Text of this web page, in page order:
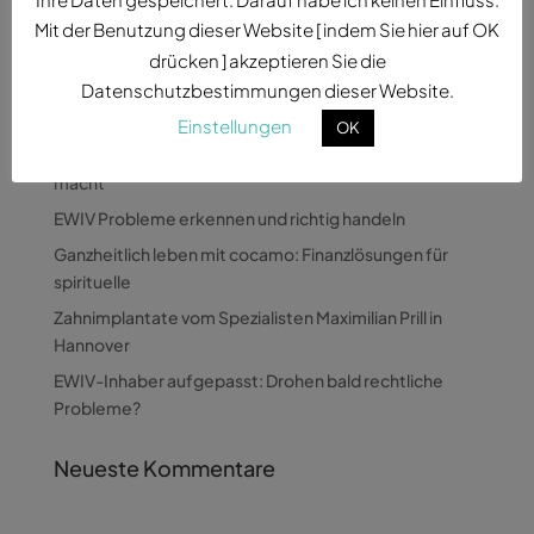
Neueste Beiträge
macht
EWIV Probleme erkennen und richtig handeln
Ganzheitlich leben mit cocamo: Finanzlösungen für
spirituelle
Zahnimplantate vom Spezialisten Maximilian Prill in
Hannover
EWIV-Inhaber aufgepasst: Drohen bald rechtliche
Probleme?
Neueste Kommentare
Mit der Benutzung dieser Website [ indem Sie hier auf OK
drücken ] akzeptieren Sie die
Datenschutzbestimmungen dieser Website.
Einstellungen
OK